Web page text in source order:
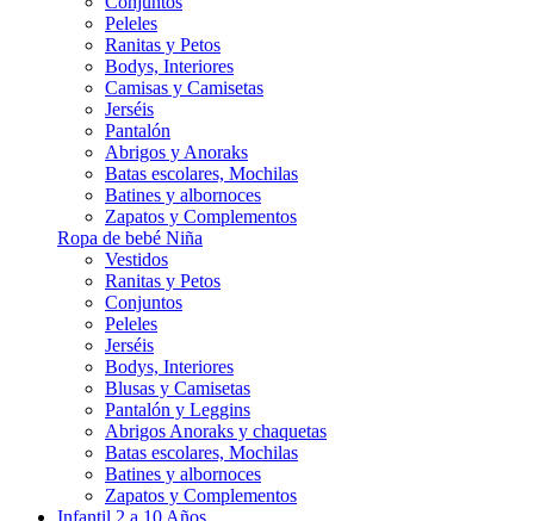
Peleles
Ranitas y Petos
Bodys, Interiores
Camisas y Camisetas
Jerséis
Pantalón
Abrigos y Anoraks
Batas escolares, Mochilas
Batines y albornoces
Zapatos y Complementos
Ropa de bebé Niña
Vestidos
Ranitas y Petos
Conjuntos
Peleles
Jerséis
Bodys, Interiores
Blusas y Camisetas
Pantalón y Leggins
Abrigos Anoraks y chaquetas
Batas escolares, Mochilas
Batines y albornoces
Zapatos y Complementos
Infantil 2 a 10 Años